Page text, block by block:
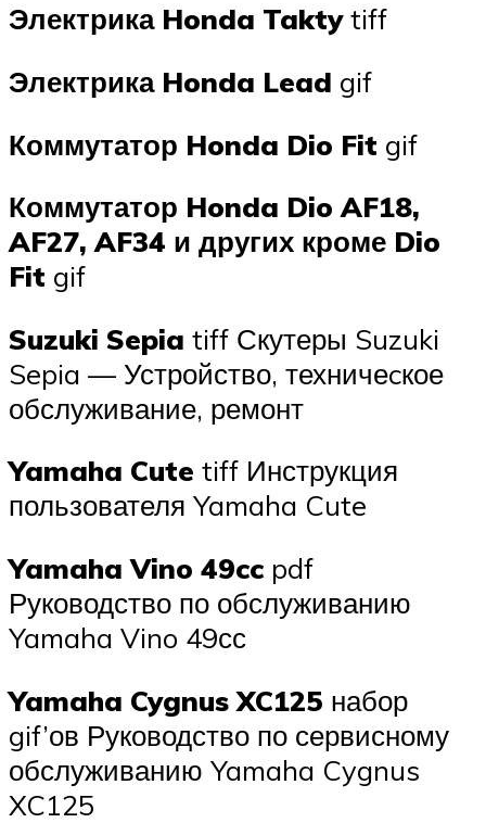
Электрика Honda Taktytiff
Электрика Honda Lead gif
Коммутатор Honda Dio Fit gif
Коммутатор Honda Dio AF18,
AF27, AF34 и других кроме Dio
Fit gif
Suzuki Sepia tiff Скутеры Suzuki
Sepia — Устройство, техничеcкое
обслуживание, ремонт
Yamaha Cute tiff Инструкция
пользователя Yamaha Cute
Yamaha Vino 49cc pdf
Руководство по обслуживанию
Yamaha Vino 49сс
Yamaha Cygnus XC125 набор
gif’ов Руководство по сервисному
обслуживанию Yamaha Cygnus
XC125